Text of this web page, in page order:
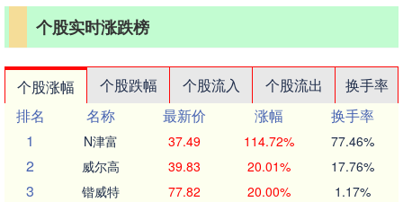
个股实时涨跌榜
个股涨幅 个股跌幅 个股流入 个股流出
换手率
排名
名称 最新价 涨幅
换手率
1
N津富 37.49 114.72% 77.46%
2 威尔高 39.83 20.01% 17.76%
3 锴威特 77.82 20.00% 1.17%